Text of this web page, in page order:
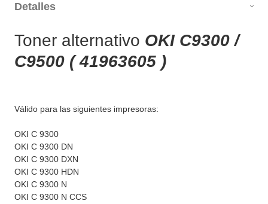
Detalles
Toner alternativo OKI C9300 /
C9500 ( 41963605 )
Válido para las siguientes impresoras:
OKI C 9300
OKI C 9300 DN
OKI C 9300 DXN
OKI C 9300 HDN
OKI C 9300 N
OKI C 9300 N CCS